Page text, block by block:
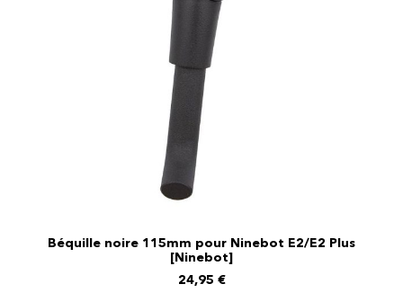
AJOUTER AU PANIER
Béquille noire 115mm pour Ninebot E2/E2 Plus
[Ninebot]
24,95 €